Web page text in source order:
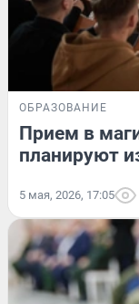
ОБРАЗОВАНИЕ
Прием в
планируют
5 мая, 2026, 17:05